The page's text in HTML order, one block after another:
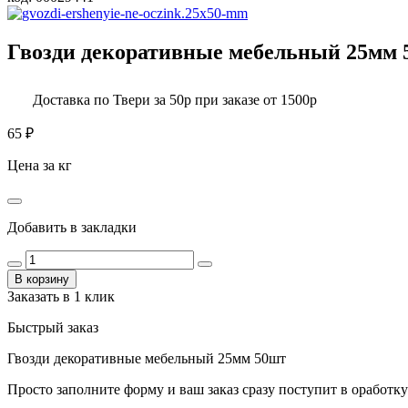
Гвозди декоративные мебельный 25мм
Доставка по Твери за 50р при заказе от 1500р
65 ₽
Цена за кг
Добавить в закладки
В корзину
Заказать в 1 клик
Быстрый заказ
Гвозди декоративные мебельный 25мм 50шт
Просто заполните форму и ваш заказ сразу поступит в